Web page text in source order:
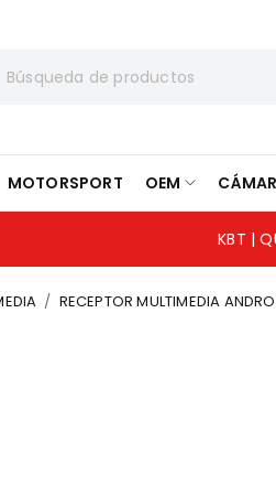
MOTORSPORT OEM
KBT |
/ RECEPTOR MULTIMEDIA